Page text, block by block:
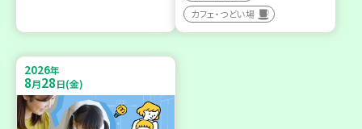
カフェ・つどい場
2026年
8月28日(金)